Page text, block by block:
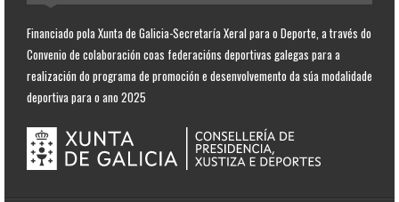
Financiado pola Xunta de Galicia-Secretaría Xeral para o Deporte, a través do
Convenio de colaboración coas federacións deportivas galegas para a
realización do programa de promoción e desenvolvemento da súa modalidade
deportiva para o ano 2025